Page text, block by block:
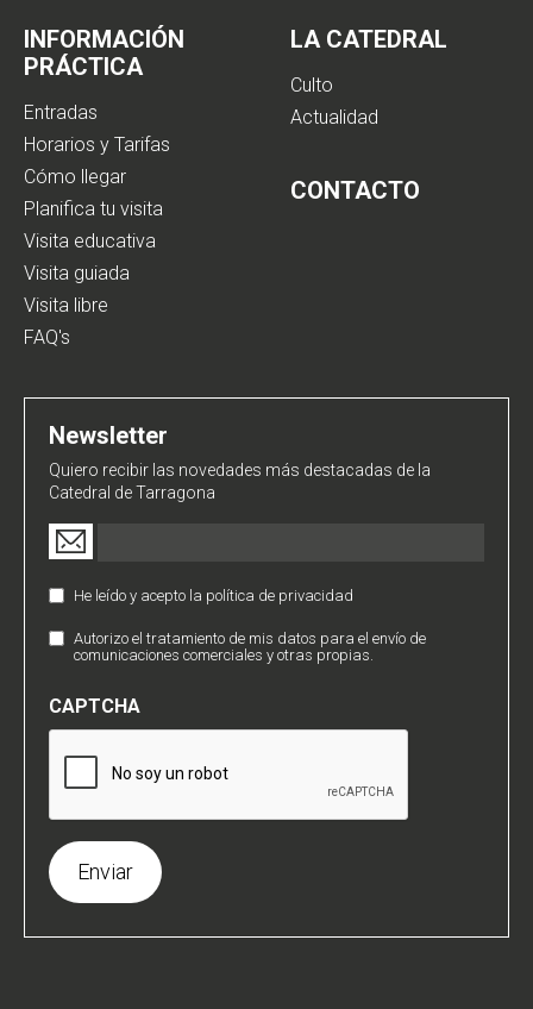
INFORMACIÓN
PRÁCTICA
Entradas
Horarios y Tarifas
Cómo llegar
Planifica tu visita
Visita educativa
Visita guiada
Visita libre
FAQ's
LA CATEDRAL
Culto
Actualidad
CONTACTO
Newsletter
Quiero recibir las novedades más destacadas de la
Catedral de Tarragona
Email
(Obligatorio)
Política
de
Privacidad
He leído y acepto la política de privacidad
Comunicaciones
Comerciales
Autorizo el tratamiento de mis datos para el envío de
comunicaciones comerciales y otras propias.
CAPTCHA